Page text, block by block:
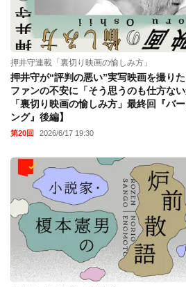
押井守連載「裏切り映画の愉しみ方」
押井守が“評判の悪い”実写映画を撮り
ファンの不安に「そう思うのも仕方な
「裏切り映画の愉しみ方」最終回『バ
ング』後編】
第20回 2026/6/17 19:30